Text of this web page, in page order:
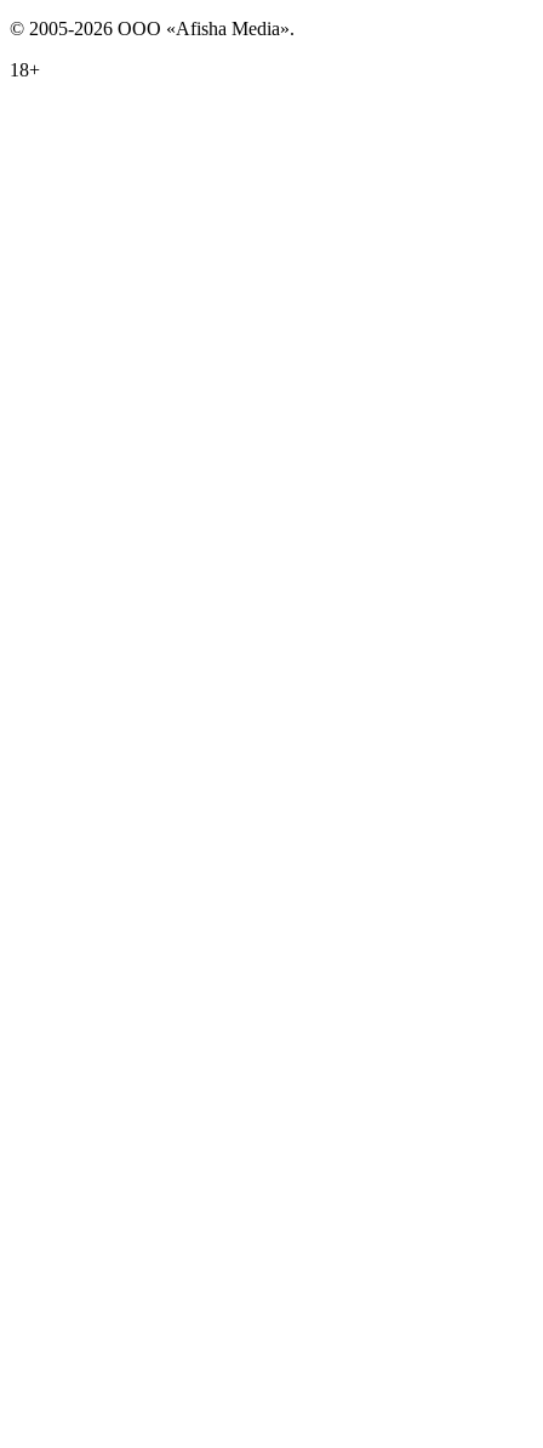
© 2005-2026 ООО «Afisha Media».
18+